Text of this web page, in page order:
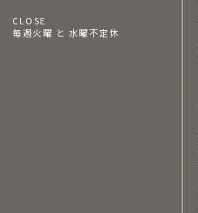
CLOSE
毎週火曜 と 水曜不定休